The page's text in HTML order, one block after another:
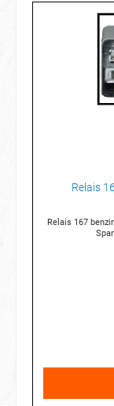
Relais
Relais 167